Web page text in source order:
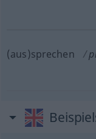
(aus)sprechen